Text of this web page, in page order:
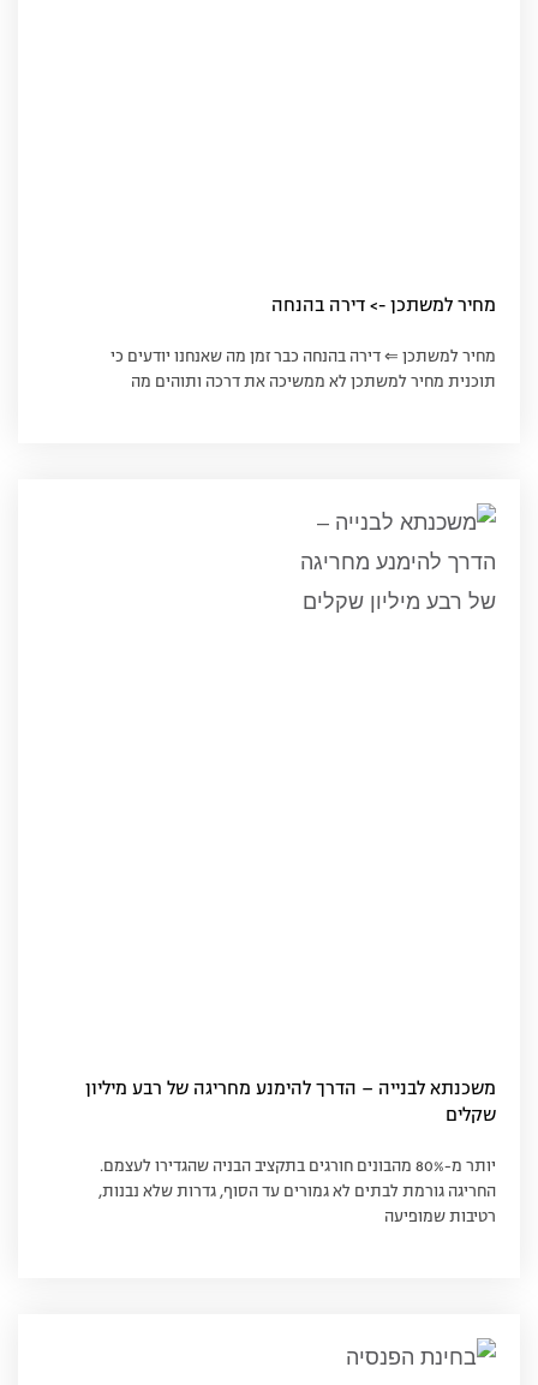
מחיר למשתכן -> דירה בהנחה
מחיר למשתכן ⇐ דירה בהנחה כבר זמן מה שאנחנו יודעים כי
תוכנית מחיר למשתכן לא ממשיכה את דרכה ותוהים מה
משכנתא לבנייה – הדרך להימנע מחריגה של רבע מיליון
שקלים
יותר מ-80% מהבונים חורגים בתקציב הבניה שהגדירו לעצמם.
החריגה גורמת לבתים לא גמורים עד הסוף, גדרות שלא נבנות,
רטיבות שמופיעה